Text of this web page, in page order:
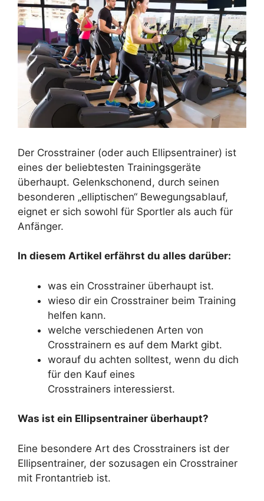
Der Crosstrainer (oder auch Ellipsentrainer) ist
eines der beliebtesten Trainingsgeräte
überhaupt. Gelenkschonend, durch seinen
besonderen „elliptischen“ Bewegungsablauf,
eignet er sich sowohl für Sportler als auch für
Anfänger.
In diesem Artikel erfährst du alles darüber:
was ein Crosstrainer überhaupt ist.
wieso dir ein Crosstrainer beim Training
helfen kann.
welche verschiedenen Arten von
Crosstrainern es auf dem Markt gibt.
worauf du achten solltest, wenn du dich
für den Kauf eines
Crosstrainers interessierst.
Was ist ein Ellipsentrainer überhaupt?
Eine besondere Art des Crosstrainers ist der
Ellipsentrainer, der sozusagen ein Crosstrainer
mit Frontantrieb ist.